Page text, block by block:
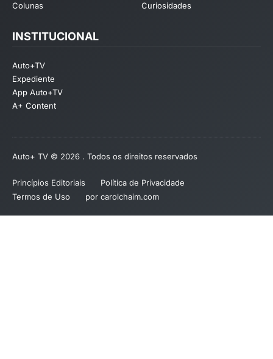
Colunas
Curiosidades
INSTITUCIONAL
Auto+TV
Expediente
App Auto+TV
A+ Content
Auto+ TV © 2026 . Todos os direitos reservados
Princípios Editoriais
Política de Privacidade
Termos de Uso
por carolchaim.com